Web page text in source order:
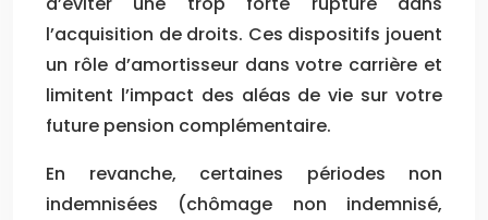
l’acquisition de droits. Ces dispositifs jouent
un rôle d’amortisseur dans votre carrière et
limitent l’impact des aléas de vie sur votre
future pension complémentaire.
En revanche, certaines périodes non
indemnisées (chômage non indemnisé,